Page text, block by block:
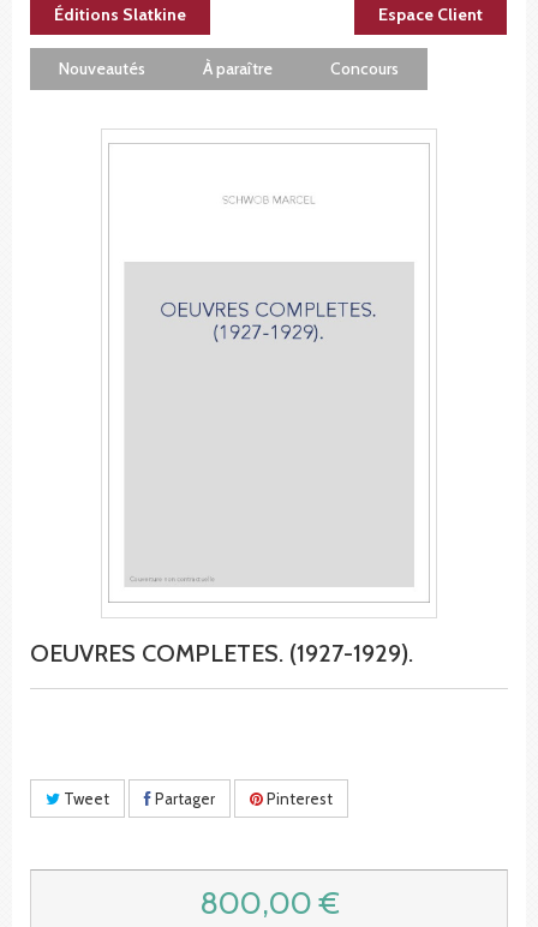
Éditions Slatkine Espace Client
Nouveautés À paraître Concours
OEUVRES COMPLETES. (1927-1929).
Tweet Partager Pinterest
800,00 €